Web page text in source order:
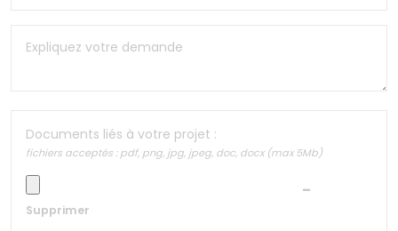
Documents liés à votre projet :
fichiers acceptés : pdf, png, jpg, jpeg, doc, docx (max 5Mb)
Supprimer